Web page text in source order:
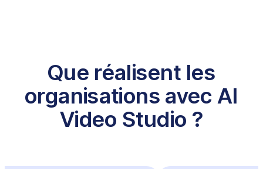
Que réalisent les
organisations avec AI
Video Studio ?